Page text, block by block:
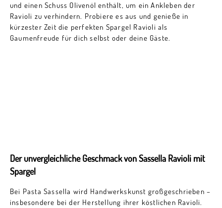
und einen Schuss Olivenöl enthält, um ein Ankleben der
Ravioli zu verhindern. Probiere es aus und genieße in
kürzester Zeit die perfekten Spargel Ravioli als
Gaumenfreude für dich selbst oder deine Gäste.
Der unvergleichliche Geschmack von Sassella Ravioli mit
Spargel
Bei Pasta Sassella wird Handwerkskunst großgeschrieben –
insbesondere bei der Herstellung ihrer köstlichen Ravioli.